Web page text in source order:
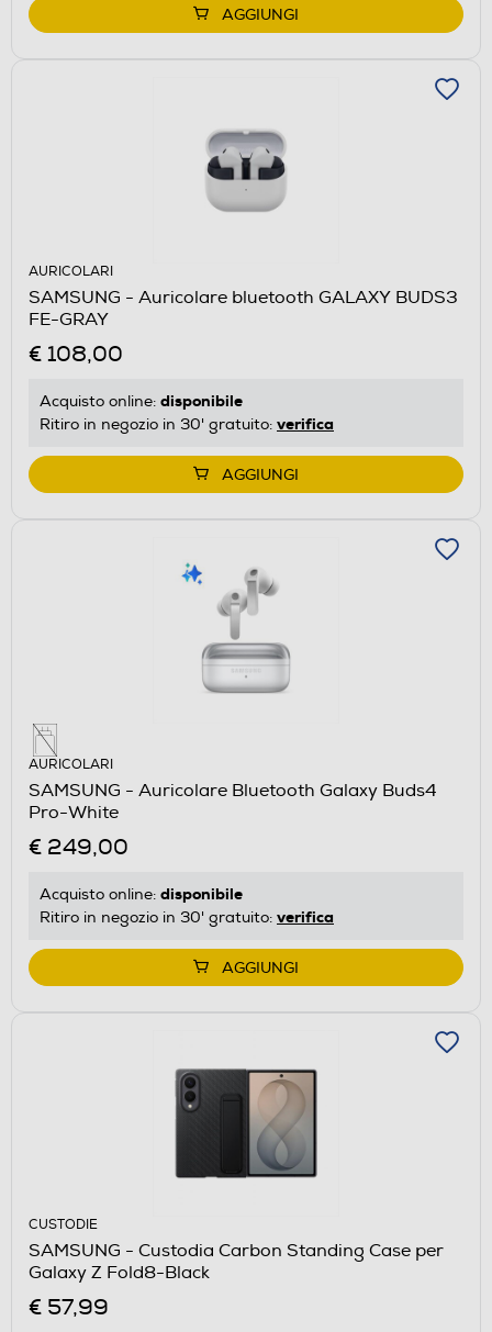
AGGIUNGI
AURICOLARI
SAMSUNG - Auricolare bluetooth GALAXY BUDS3
FE-GRAY
€ 108,00
Acquisto online: disponibile
Ritiro in negozio in 30' gratuito: verifica
AGGIUNGI
AURICOLARI
SAMSUNG - Auricolare Bluetooth Galaxy Buds4
Pro-White
€ 249,00
Acquisto online: disponibile
Ritiro in negozio in 30' gratuito: verifica
AGGIUNGI
CUSTODIE
SAMSUNG - Custodia Carbon Standing Case per
Galaxy Z Fold8-Black
€ 57,99